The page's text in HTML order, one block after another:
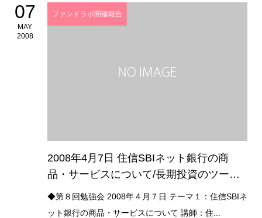
07
MAY
2008
ファンドラボ開催報告
2008年4月7日 住信SBIネット銀行の商
品・サービスについて/長期投資のツール
－－セゾン・バンガード・グローバルバラ
ンスファンド
◆第８回勉強会 2008年４月７日 テーマ１：住信SBIネ
ット銀行の商品・サービスについて 講師：住...